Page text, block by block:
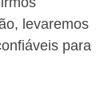
levaremos
para